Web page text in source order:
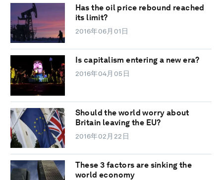
Has the oil price rebound reached
its limit?
2016年06月01日
Is capitalism entering a new era?
2016年04月05日
Should the world worry about
Britain leaving the EU?
2016年02月22日
These 3 factors are sinking the
world economy